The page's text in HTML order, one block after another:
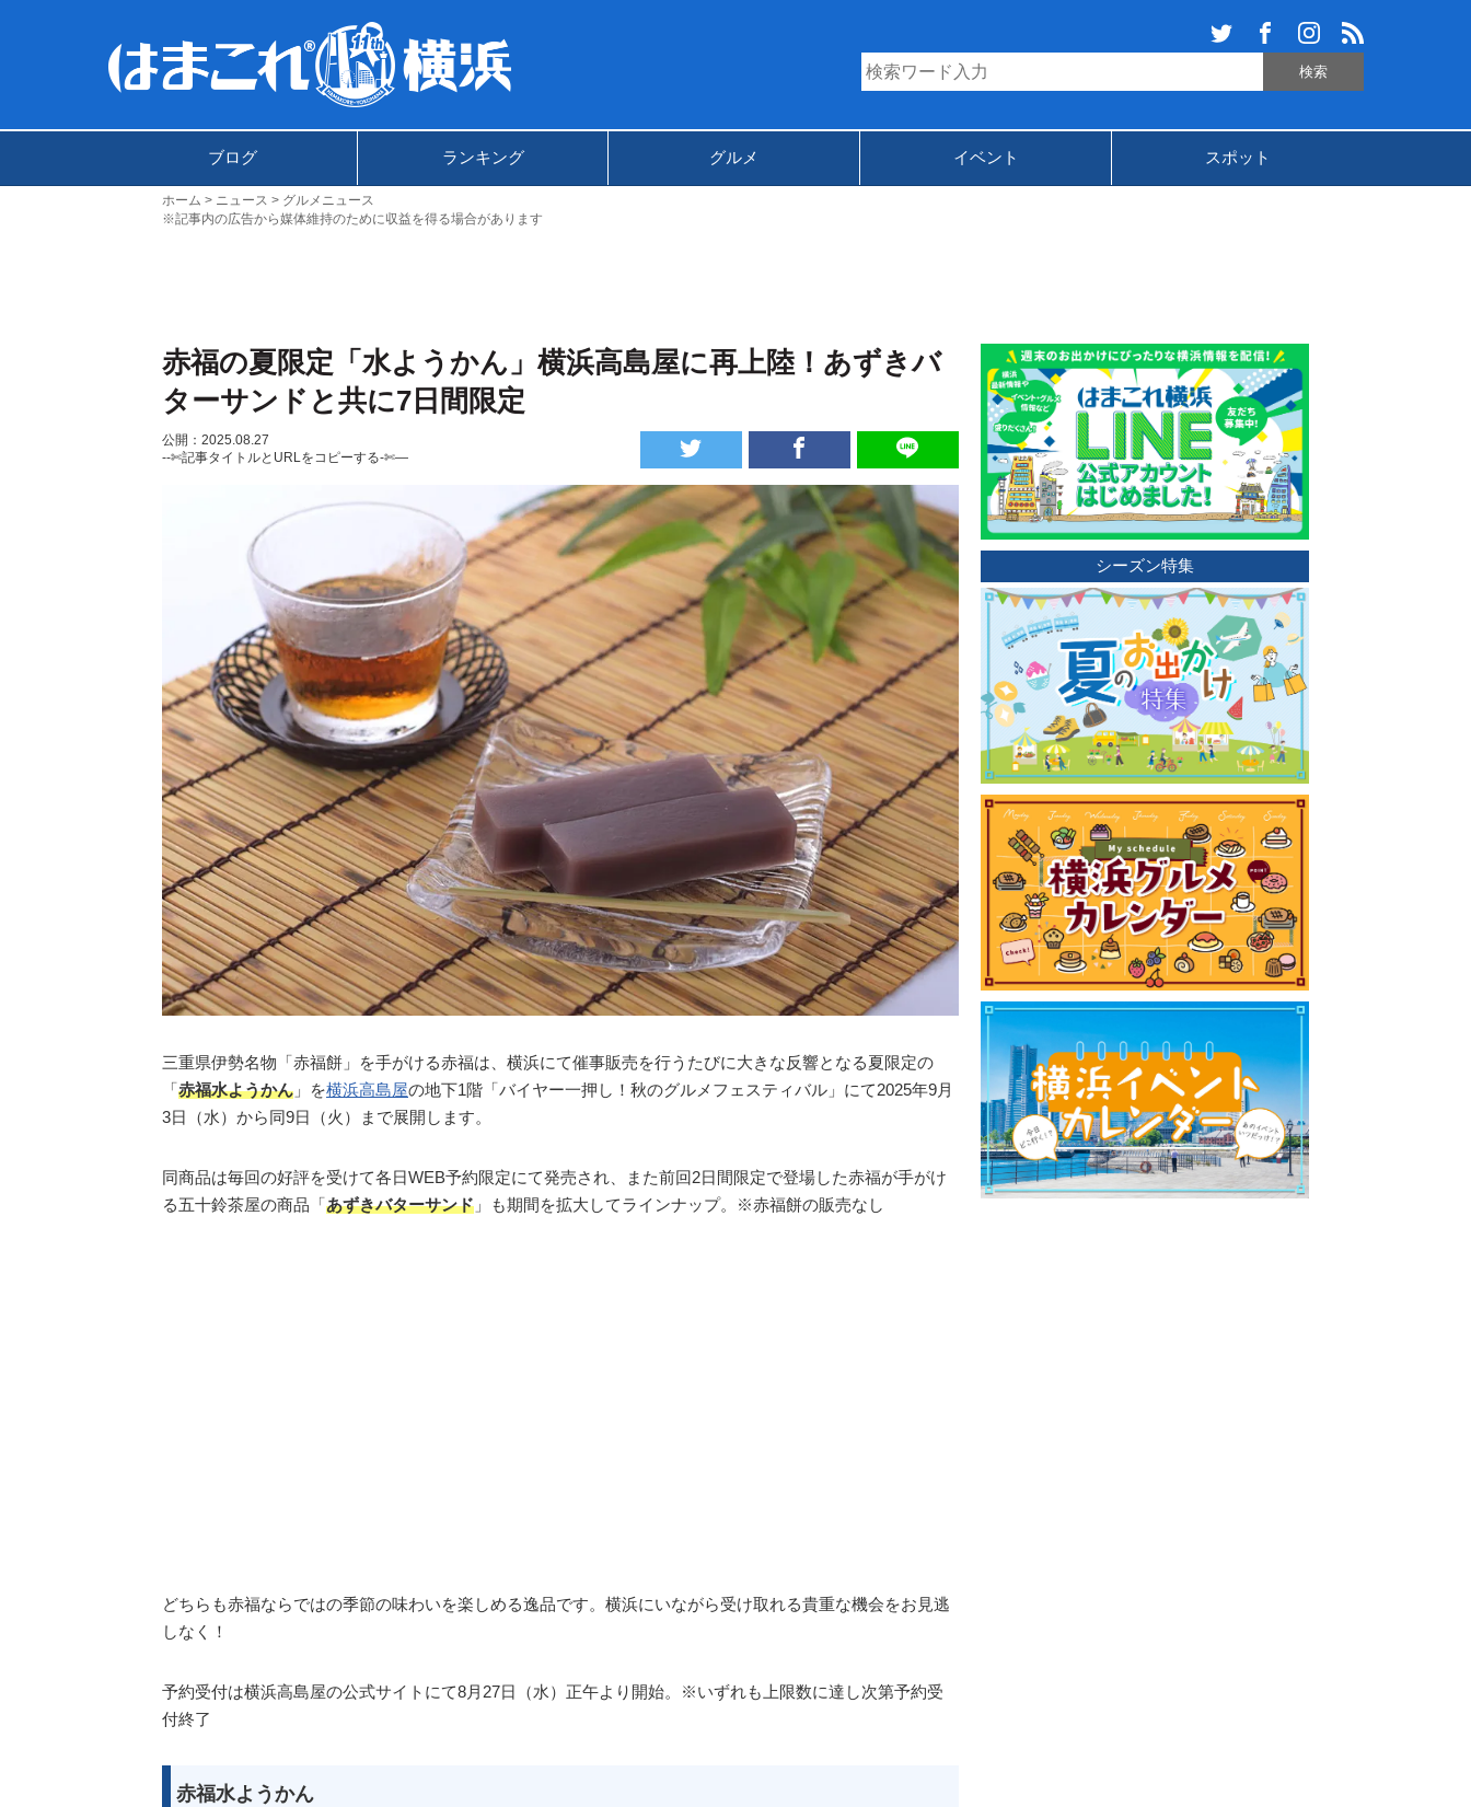
ブログ ランキング グルメ イベント スポット
ホーム ニュース
グルメニュース
※記事内の広告から媒体維持のために収益を得る場合があります
赤福の夏限定「水ようかん」横浜高島屋に再上陸！あずきバ
ターサンドと共に7日間限定
公開：2025.08.27
--✄記事タイトルとURLをコピーする-✄—
三重県伊勢名物「赤福餅」を手がける赤福は、横浜にて催事販売を行うたびに大きな反響となる夏限定の
「赤福水ようかん 」を横浜高島屋の地下1階「バイヤー一押し！秋のグルメフェスティバル」にて2025年9月
3日（水）から同9日（火）まで展開します。
同商品は毎回の好評を受けて各日WEB予約限定にて発売され、また前回2日間限定で登場した赤福が手がけ
る五十鈴茶屋の商品「あずきバターサンド 」も期間を拡大してラインナップ。※赤福餅の販売なし
どちらも赤福ならではの季節の味わいを楽しめる逸品です。横浜にいながら受け取れる貴重な機会をお見逃
しなく！
予約受付は横浜高島屋の公式サイトにて8月27日（水）正午より開始。※いずれも上限数に達し次第予約受
付終了
赤福水ようかん
シーズン特集